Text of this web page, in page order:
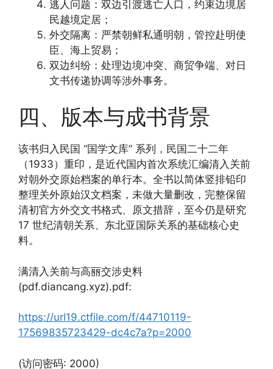
逃人问题：双边引渡逃亡人口，约束边境居
民越境定居；
外交隔离：严禁朝鲜私通明朝，管控赴明使
臣、海上贸易；
双边纠纷：处理边境冲突、商贸争端、对日
文书传递协调等涉外事务。
四、版本与成书背景
该书归入民国 “国学文库” 系列，民国二十二年
（1933）重印，是近代国内首次系统汇编清入关前
对朝外交原始档案的单行本。全书以简体竖排铅印
整理关外原始汉文档案，未做大量删改，完整保留
清初官方外交文书格式、原文措辞，至今仍是研究
17 世纪清朝关系、东北亚国际关系的基础核心史
料。
满清入关前与高丽交涉史料
(pdf.diancang.xyz).pdf:
https://url19.ctfile.com/f/44710119-
17569835723429-dc4c7a?p=2000
(访问密码: 2000)